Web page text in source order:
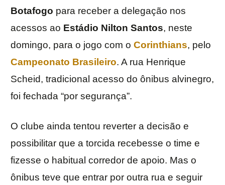
Botafogo para receber a delegação nos
acessos ao Estádio Nilton Santos, neste
domingo, para o jogo com o Corinthians, pelo
Campeonato Brasileiro. A rua Henrique
Scheid, tradicional acesso do ônibus alvinegro,
foi fechada “por segurança”.
O clube ainda tentou reverter a decisão e
possibilitar que a torcida recebesse o time e
fizesse o habitual corredor de apoio. Mas o
ônibus teve que entrar por outra rua e seguir